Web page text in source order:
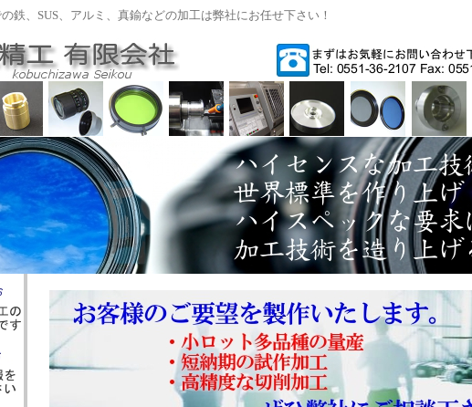
鉄、SUS、アルミ、真鍮などの加工は弊社にお任せ下さい！